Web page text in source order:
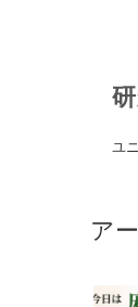
ユ
ア